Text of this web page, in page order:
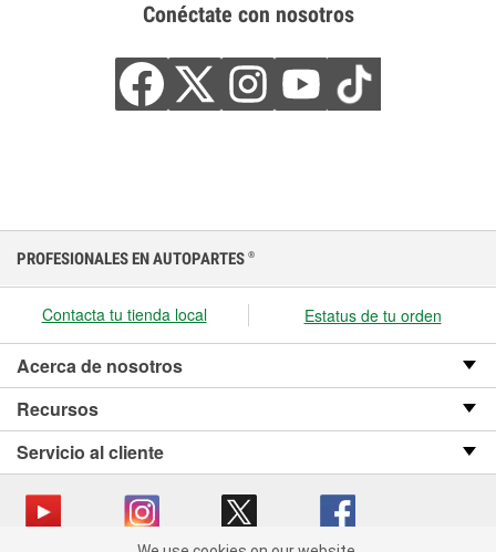
Conéctate con nosotros
PROFESIONALES EN AUTOPARTES ®
Contacta tu tienda local Estatus de tu orden
Acerca de nosotros
Recursos
Servicio al cliente